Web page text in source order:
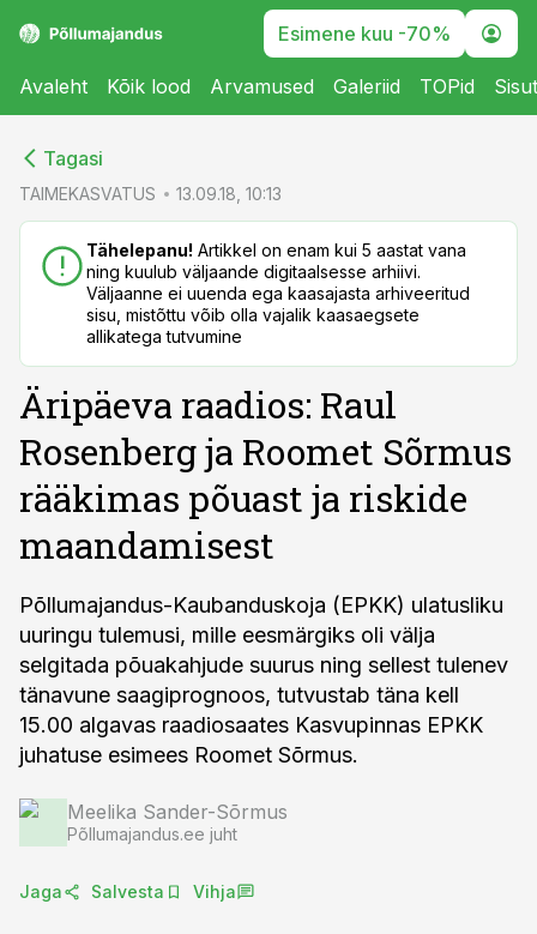
Esimene kuu -70%
Avaleht Kõik lood Arvamused Galeriid TOPid
Tagasi
TAIMEKASVATUS 13.09.18, 10:13
Tähelepanu! Artikkel on enam kui 5 aastat vana
ning kuulub väljaande digitaalsesse arhiivi.
Väljaanne ei uuenda ega kaasajasta arhiveeritud
sisu, mistõttu võib olla vajalik kaasaegsete
allikatega tutvumine
Äripäeva raadios: Raul
Rosenberg ja Roomet Sõrmus
rääkimas põuast ja riskide
maandamisest
Põllumajandus-Kaubanduskoja (EPKK) ulatusliku
uuringu tulemusi, mille eesmärgiks oli välja
selgitada põuakahjude suurus ning sellest tulenev
tänavune saagiprognoos, tutvustab täna kell
15.00 algavas raadiosaates Kasvupinnas EPKK
juhatuse esimees Roomet Sõrmus.
Meelika Sander-Sõrmus
Põllumajandus.ee juht
Jaga Salvesta Vihja